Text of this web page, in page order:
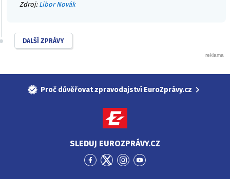
Zdroj: Libor Novák
DALŠÍ ZPRÁVY
Proč důvěřovat zpravodajství EuroZprávy.cz
SLEDUJ EUROZPRÁVY.CZ
PřejítPřejítPřejítPřejít